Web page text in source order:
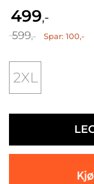
599,-
O
P
P
N
499,-
N
Å
V
E
Spar: 100,-
2XL